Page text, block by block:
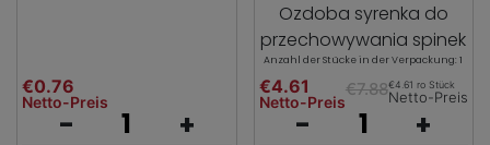
€0.76
Netto-Preis
- +
Ozdoba syrenka do
przechowywania spinek
Anzahl der Stücke in der Verpackung: 1
€4.61
Netto-Preis
€7.88€4.61 ro Stück
Netto-Preis
- +